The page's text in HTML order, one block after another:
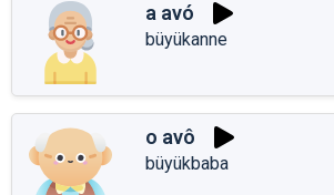
a avó
büyükanne
o avô
büyükbaba